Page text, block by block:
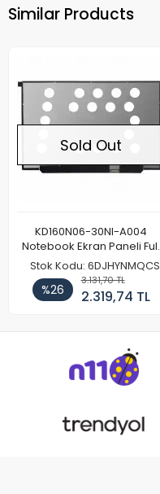
Similar Products
Sold Out
KD160N06-30NI-A004
Notebook Ekran Paneli Full
HD
Stok Kodu: 6DJHYNMQCS
%26
3.131,70 TL
2.319,74 TL